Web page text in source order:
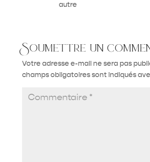
autre
Soumettre un
Votre adresse e-mail ne sera pas
champs obligatoires sont indiqués